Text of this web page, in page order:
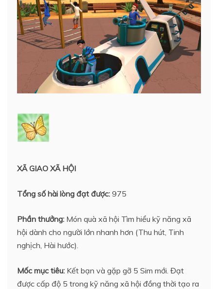
XÃ GIAO XÃ HỘI
Tổng số hài lòng đạt được: 975
Phần thưởng: Món quà xã hội Tìm hiểu kỹ năng xã
hội dành cho người lớn nhanh hơn (Thu hút, Tinh
nghịch, Hài hước).
Mốc mục tiêu: Kết bạn và gặp gỡ 5 Sim mới. Đạt
được cấp độ 5 trong kỹ năng xã hội đồng thời tạo ra